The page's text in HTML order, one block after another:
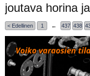
joutava horina
< Edellinen 1 ← 437 438